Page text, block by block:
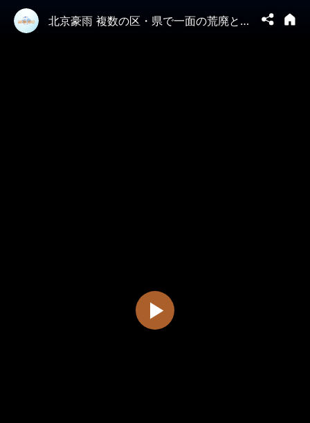
北京豪雨 複数の区・県で一面の荒廃となった